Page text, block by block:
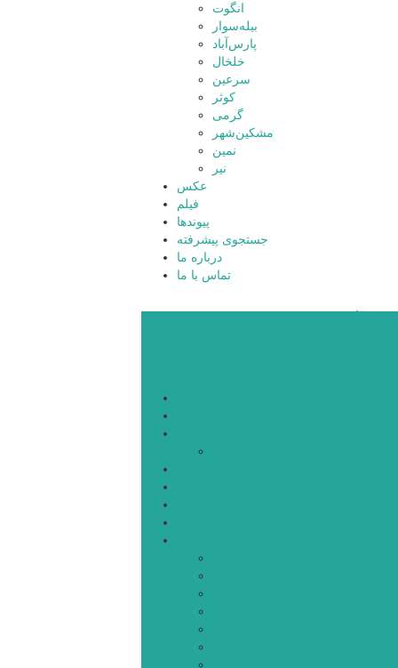
انگوت
بیله‌سوار
پارس‌آباد
خلخال
سرعین
کوثر
گرمی
مشکین‌شهر
نمین
نیر
عکس
فیلم
پیوندها
جستجوی پیشرفته
درباره ما
تماس با ما